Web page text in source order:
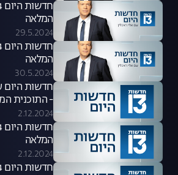
המלאה
29.5.2024
המלאה
30.5.2024
- התוכנית
2.12.2024
המלאה
2.12.2024